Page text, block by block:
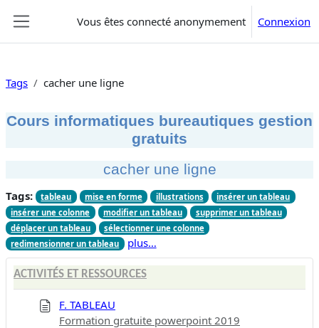
Vous êtes connecté anonymement Connexion
Tags cacher une ligne
Cours informatiques bureautiques gestion
gratuits
cacher une ligne
Tags: tableau mise en forme illustrations
insérer un tableau
insérer une colonne
modifier un tableau
supprimer un tableau
déplacer un tableau
sélectionner une colonne
redimensionner un tableau
plus…
ACTIVITÉS ET RESSOURCES
F. TABLEAU
Formation gratuite powerpoint 2019